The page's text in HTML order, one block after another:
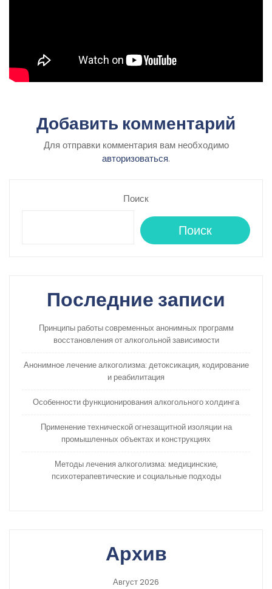
Добавить комментарий
Для отправки комментария вам необходимо
авторизоваться.
Поиск
Поиск
Последние записи
Принципы работы современных анонимных программ
восстановления от алкогольной зависимости
Анонимное лечение алкоголизма: детоксикация, кодирование
и реабилитация
Особенности функционирования алкогольного холдинга
Применение технической огнезащитной изоляции на
промышленных объектах и конструкциях
Методы лечения алкоголизма: медицинские,
психотерапевтические и социальные подходы
Архив
Август 2026